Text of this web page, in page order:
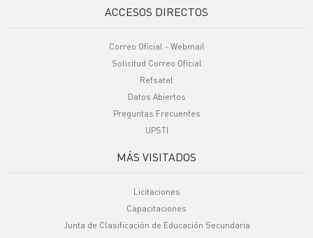
ACCESOS DIRECTOS
Correo Oficial - Webmail
Solicitud Correo Oficial
Refsatel
Datos Abiertos
Preguntas Frecuentes
UPSTI
MÁS VISITADOS
Licitaciones
Capacitaciones
Junta de Clasificación de Educación Secundaria